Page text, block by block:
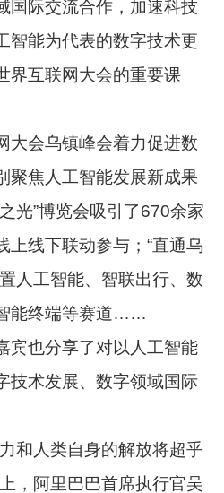
际交流合作，加速科技
智能为代表的数字技术更
界互联网大会的重要课
会乌镇峰会着力促进数
聚焦人工智能发展新成果
光”博览会吸引了670余家
上线下联动参与；“直通乌
人工智能、智联出行、数
能终端等赛道……
也分享了对以人工智能
技术发展、数字领域国际
人类自身的解放将超乎
，阿里巴巴首席执行官吴